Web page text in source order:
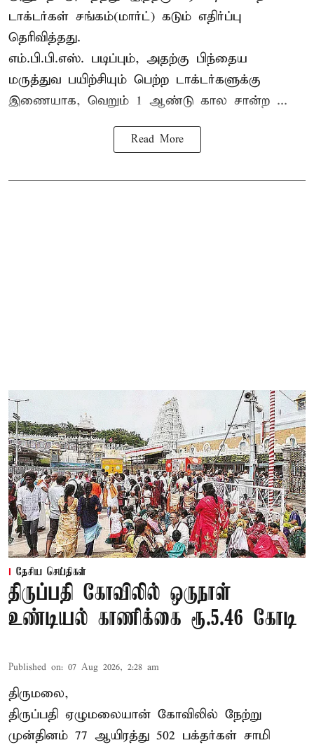
டாக்டர்கள் சங்கம்(மார்ட்) கடும் எதிர்ப்பு
தெரிவித்தது.
எம்.பி.பி.எஸ். படிப்பும், அதற்கு பிந்தைய
மருத்துவ பயிற்சியும் பெற்ற டாக்டர்களுக்கு
இணையாக, வெறும் 1 ஆண்டு கால சான்ற ...
Read More
தேசிய செய்திகள்
திருப்பதி கோவிலில் ஒருநாள்
உண்டியல் காணிக்கை ரூ.5.46 கோடி
Published on: 07 Aug 2026, 2:28 am
திருமலை,
திருப்பதி ஏழுமலையான் கோவிலில் நேற்று
முன்தினம் 77 ஆயிரத்து 502 பக்தர்கள் சாமி